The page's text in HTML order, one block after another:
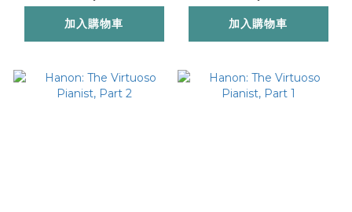
加入購物車 加入購物車